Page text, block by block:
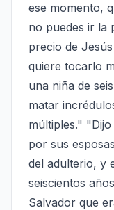
ese momento,
no puedes ir la
precio de
quiere tocarlo
una niña de
matar
múltiples."
por sus
del adulterio, y
seiscientos
Salvador que